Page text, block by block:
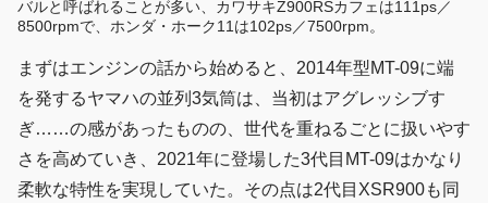
バルと呼ばれることが多い、カワサキZ900RSカフェは111ps／
8500rpmで、ホンダ・ホーク11は102ps／7500rpm。
まずはエンジンの話から始めると、2014年型MT-09に端
を発するヤマハの並列3気筒は、当初はアグレッシブす
ぎ……の感があったものの、世代を重ねるごとに扱いやす
さを高めていき、2021年に登場した3代目MT-09はかなり
柔軟な特性を実現していた。その点は2代目XSR900も同